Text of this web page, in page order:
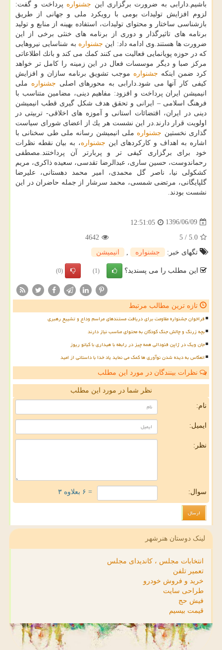
باشیم.دارابی به ضرورت برگزاری این جشنواره پرداخت و گفت:
لزوم افزایش تولیدات بومی با رویكرد ملی و جهانی از طریق
بازشناسی ساختار و محتوای تولیدات، استفاده بهینه از منابع و تولید
برنامه های تاثیرگذار و دوری از برنامه های خنثی برخی از این
ضرورت ها هستند.وی ادامه داد: این جشنواره به شناسایی نیروهایی
كه در حوزه پویانمایی فعالیت می كنند كمك می كند و بانك اطلاعاتی
مركز صبا و دیگر موسسات فعال در این زمینه را كامل تر خواهد
كرد ضمن اینكه جشنواره موجب تشویق برنامه سازان و افزایش
كیفی كار آنها می شود.دارابی به محورهای اصلی جشنواره ملی
انیمیشن ایران پرداخت و افزود: مفاهیم دینی، مضامین متناسب با
فرهنگ اسلامی – ایرانی و تحقق هدف شكل گیری قطب انیمیشن
دینی در ایران، اقتضائات استانی و آموزه های اخلاقی- تربیتی در
اولویت قرار دارند.در این نشست هر یك از اعضای شورای سیاست
گذاری نخستین جشنواره ملی انیمیشن رسانه ملی طی سخنانی با
اشاره به اهداف و كاركردهای این جشنواره، به بیان نقطه نظرات
خود برای برگزاری كیفی تر و پربارتر آن پرداختند.مصطفی
رحماندوست، حسین ساری، عبدالرضا تقدسی، سعیده ذاكری، مریم
كشكولی نیا، ناصر گل محمدی، امیر محمد دهستانی، علیرضا
گلپایگانی، مرتضی شمسی، محمد سرشار از جمله حاضران در این
نشست بودند.
1396/06/09
12:51:05
5.0
/
5
4642
تگهای خبر:
جشنواره انیمیشن
این مطلب را می پسندید؟ (1)
(0)
تازه ترین مطالب مرتبط
فراخوان جشنواره مقاومت برای دریافت مستندهای مراسم وداع و تشییع رهبری
بچه زرنگ و چالش جنگ کودکان به محتوای مناسب نیاز دارند
جان ویک در ژاپن فئودالی همه چیز در رابطه با هیداری با کیانو ریوز
انعکاس به دیده شدن نوآوری ها کمک می نماید یاد خدا با داستانی از امید
نظرات بینندگان در مورد این مطلب
نظر شما در مورد این مطلب
نام:
ایمیل:
نظر:
سوال: = ۶ بعلاوه ۳
لینک دوستان هنرشهر
انتخابات مجلس ، کاندیدای مجلس
تعمیر تلفن
خرید و فروش خودرو
طراحی سایت
فیش حج
قیمت بیسیم